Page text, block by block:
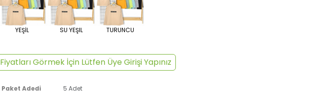
YEŞİL SU YEŞIL TURUNCU
Fiyatları Görmek İçin Lütfen Üye Girişi Yapınız
Paket Adedi
5 Adet